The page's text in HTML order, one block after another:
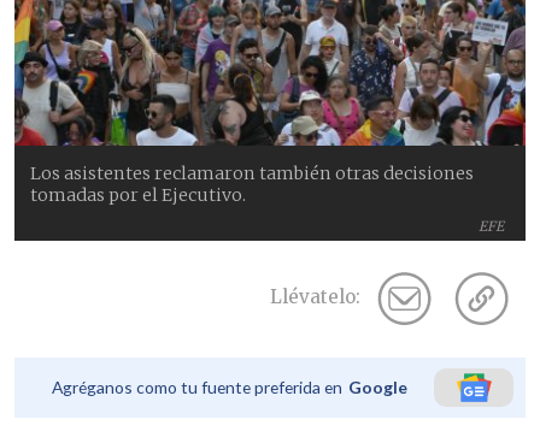
EFE
Los asistentes reclamaron también otras decisiones
tomadas por el Ejecutivo.
Llévatelo:
Agréganos como tu fuente preferida en Google